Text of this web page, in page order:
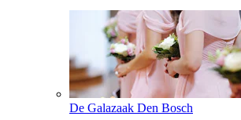
De Galazaak Den Bosch